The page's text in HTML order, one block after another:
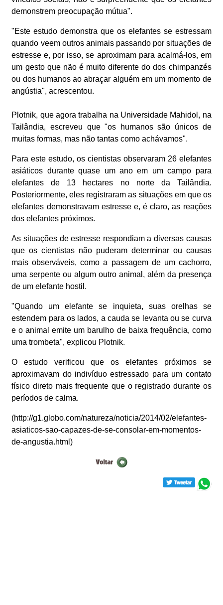
demonstrem preocupação mútua".
"Este estudo demonstra que os elefantes se estressam
quando veem outros animais passando por situações de
estresse e, por isso, se aproximam para acalmá-los, em
um gesto que não é muito diferente do dos chimpanzés
ou dos humanos ao abraçar alguém em um momento de
angústia", acrescentou.
Plotnik, que agora trabalha na Universidade Mahidol, na
Tailândia, escreveu que "os humanos são únicos de
muitas formas, mas não tantas como achávamos".
Para este estudo, os cientistas observaram 26 elefantes
asiáticos durante quase um ano em um campo para
elefantes de 13 hectares no norte da Tailândia.
Posteriormente, eles registraram as situações em que os
elefantes demonstravam estresse e, é claro, as reações
dos elefantes próximos.
As situações de estresse respondiam a diversas causas
que os cientistas não puderam determinar ou causas
mais observáveis, como a passagem de um cachorro,
uma serpente ou algum outro animal, além da presença
de um elefante hostil.
"Quando um elefante se inquieta, suas orelhas se
estendem para os lados, a cauda se levanta ou se curva
e o animal emite um barulho de baixa frequência, como
uma trombeta", explicou Plotnik.
O estudo verificou que os elefantes próximos se
aproximavam do indivíduo estressado para um contato
físico direto mais frequente que o registrado durante os
períodos de calma.
(http://g1.globo.com/natureza/noticia/2014/02/elefantes-
asiaticos-sao-capazes-de-se-consolar-em-momentos-
de-angustia.html)